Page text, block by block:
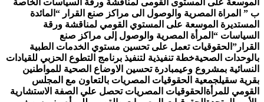
على المستوى القومى لمناقشة ورقة السياسات الخاصة
” المراة المصرية والوصول الى مراكز صنع القرار “ المائدة
الموسعة على المستوي القومي لمناقشة ورقة
“المرأة المصرية والوصول إلى مراكز صنع
الحقوقيات تعمل على تحسين مستوي الخدمات الطبية
الصحيةخطة تنفيذية لتنفيذ برنامج التطوع الحزبي للقيادات
بمشروع وعيمبادرة تحسين الاوضاع الصحية للمواطنين
سقيلجمعية الحقوقيات المصريات بالتعاون مع المجلس
للمرأة الحقوقيات المصريات تحصل علي الصفة الاستشارية